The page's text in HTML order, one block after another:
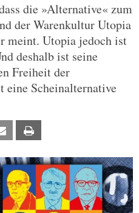
die »Alternative« zum
der Warenkultur Utopia
meint. Utopia jedoch ist
deshalb ist seine
Freiheit der
eine Scheinalternative
Email